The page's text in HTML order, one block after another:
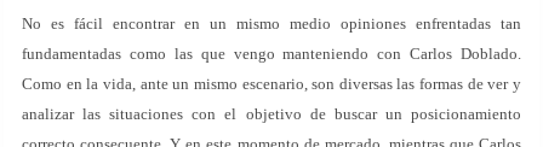
No es fácil encontrar en un mismo medio opiniones enfrentadas tan
fundamentadas como las que vengo manteniendo con Carlos Doblado.
Como en la vida, ante un mismo escenario, son diversas las formas de ver y
analizar las situaciones con el objetivo de buscar un posicionamiento